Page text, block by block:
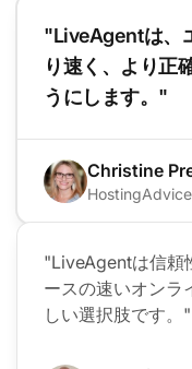
"LiveAgentは、
り速く、より正
うにします。"
Christine
HostingAdvice
"LiveAgentは信頼
ースの速いオンラ
しい選択肢です。"